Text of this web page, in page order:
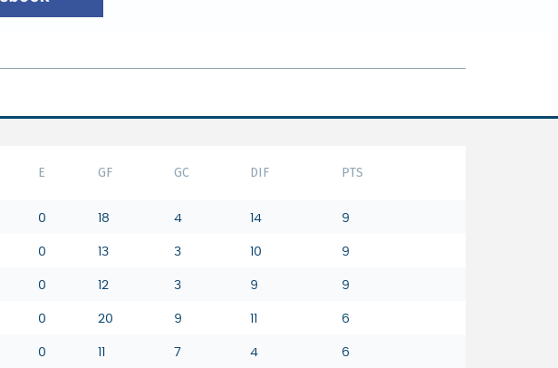
E GF GC DIF PTS
0 18 4 14 9
0 13 3 10 9
0 12 3 9 9
0 20 9 6
0 7 4 6